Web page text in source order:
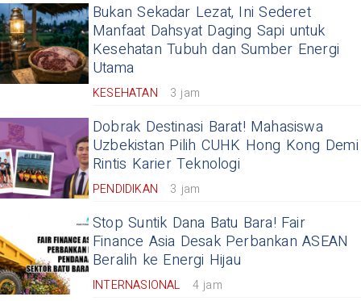
Bukan Sekadar Lezat, Ini Sederet
Manfaat Dahsyat Daging Sapi untuk
Kesehatan Tubuh dan Sumber Energi
Utama
KESEHATAN 3 jam
Dobrak Destinasi Barat! Mahasiswa
Uzbekistan Pilih CUHK Hong Kong Demi
Rintis Karier Teknologi
PENDIDIKAN 3 jam
Stop Suntik Dana Batu Bara! Fair
Finance Asia Desak Perbankan ASEAN
Beralih ke Energi Hijau
INTERNASIONAL 4 jam